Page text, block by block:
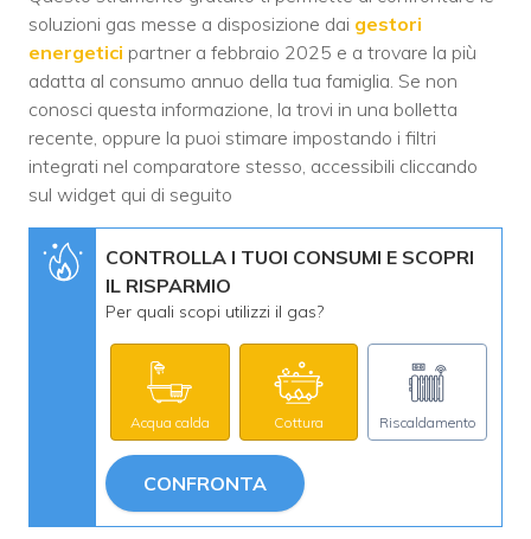
soluzioni gas messe a disposizione dai gestori
energetici partner a febbraio 2025 e a trovare la più
adatta al consumo annuo della tua famiglia. Se non
conosci questa informazione, la trovi in una bolletta
recente, oppure la puoi stimare impostando i filtri
integrati nel comparatore stesso, accessibili cliccando
sul widget qui di seguito
CONTROLLA I TUOI CONSUMI E SCOPRI
IL RISPARMIO
Per quali scopi utilizzi il gas?
Acqua calda Cottura Riscaldamento
CONFRONTA